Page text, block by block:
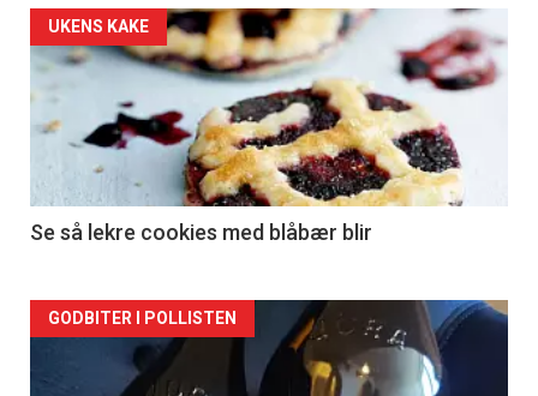
Forsiden
akkurat
nå
2
UKENS KAKE
Se så lekre cookies med blåbær blir
Forsiden
akkurat
GODBITER I POLLISTEN